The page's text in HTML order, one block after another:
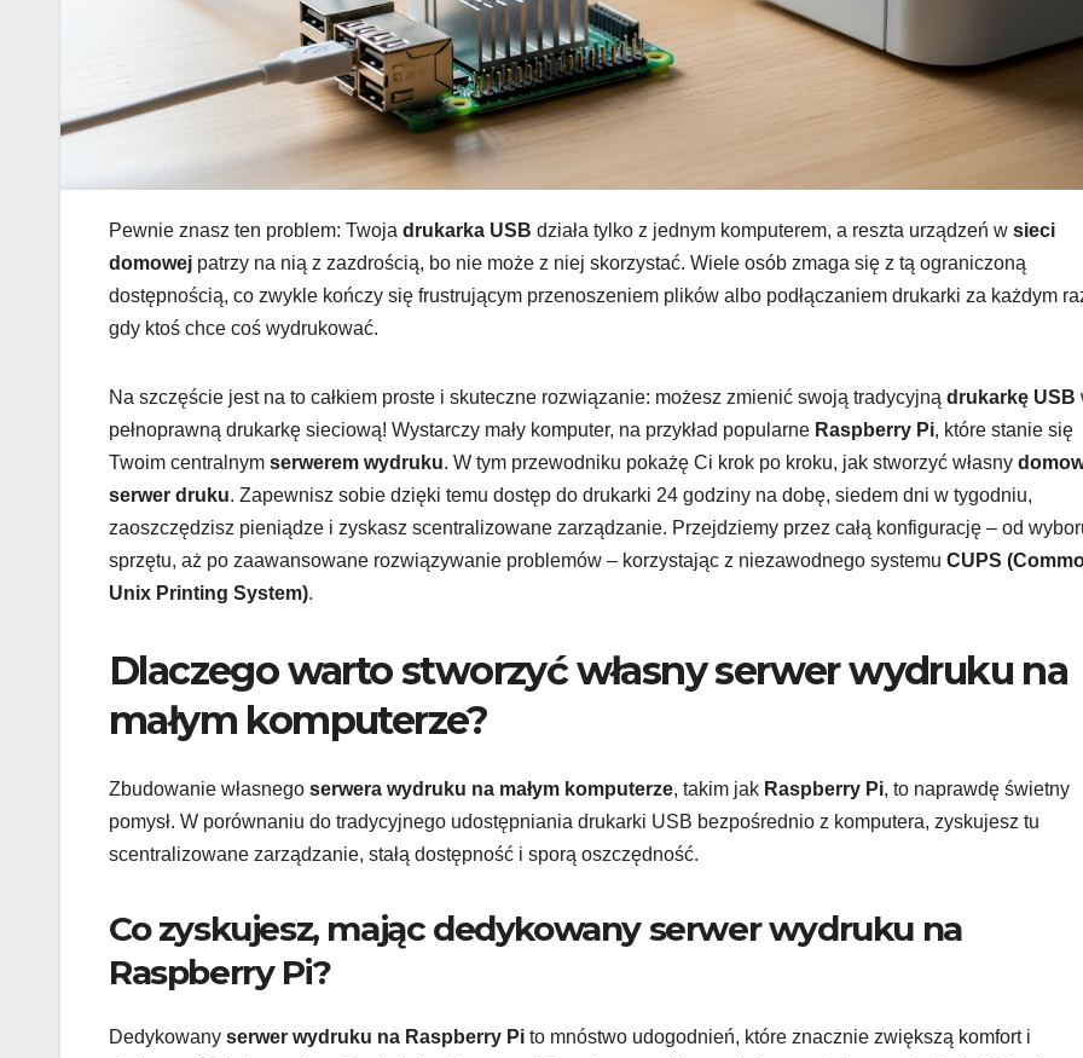
Pewnie znasz ten problem: Twoja drukarka USB działa tylko z jednym komputerem, a reszta urządzeń w sieci
domowej patrzy na nią z zazdrością, bo nie może z niej skorzystać. Wiele osób zmaga się z tą ograniczoną
dostępnością, co zwykle kończy się frustrującym przenoszeniem plików albo podłączaniem drukarki za każdym
gdy ktoś chce coś wydrukować.
Na szczęście jest na to całkiem proste i skuteczne rozwiązanie: możesz zmienić swoją tradycyjną drukarkę USB
pełnoprawną drukarkę sieciową! Wystarczy mały komputer, na przykład popularne Raspberry Pi, które stanie się
Twoim centralnym serwerem wydruku. W tym przewodniku pokażę Ci krok po kroku, jak stworzyć własny
serwer druku. Zapewnisz sobie dzięki temu dostęp do drukarki 24 godziny na dobę, siedem dni w tygodniu,
zaoszczędzisz pieniądze i zyskasz scentralizowane zarządzanie. Przejdziemy przez całą konfigurację – od
sprzętu, aż po zaawansowane rozwiązywanie problemów – korzystając z niezawodnego systemu CUPS
Unix Printing System).
Dlaczego warto stworzyć własny serwer wydruku na
małym komputerze?
Zbudowanie własnego serwera wydruku na małym komputerze, takim jak Raspberry Pi, to naprawdę świetny
pomysł. W porównaniu do tradycyjnego udostępniania drukarki USB bezpośrednio z komputera, zyskujesz tu
scentralizowane zarządzanie, stałą dostępność i sporą oszczędność.
Co zyskujesz, mając dedykowany serwer wydruku na
Raspberry Pi?
Dedykowany serwer wydruku na Raspberry Pi to mnóstwo udogodnień, które znacznie zwiększą komfort i